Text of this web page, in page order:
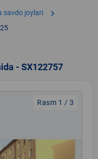
savdo joylari chevron_right
- SX122757
Rasm 1 / 3